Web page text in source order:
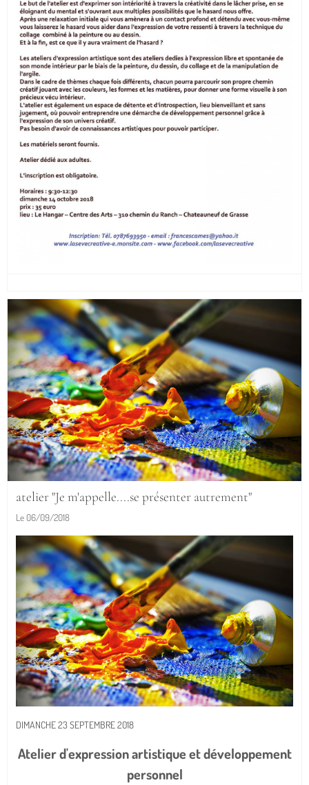
atelier "Je m'appelle....se présenter autrement"
Le 06/09/2018
DIMANCHE 23 SEPTEMBRE 2018
Atelier d'expression artistique et développement
personnel